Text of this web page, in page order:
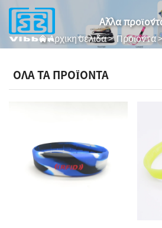
Άλλα
Αρχική σελίδα>Προϊόντα
ΟΛΑ ΤΑ ΠΡΟΪΟΝΤΑ